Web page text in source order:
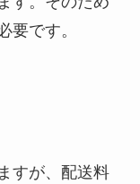
要です。
すが、配送料